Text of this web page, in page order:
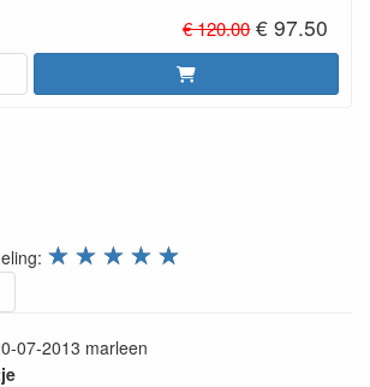
€ 120.00€ 97.50
review.stars ☆
☆
☆
☆
☆
07-2013 marleen